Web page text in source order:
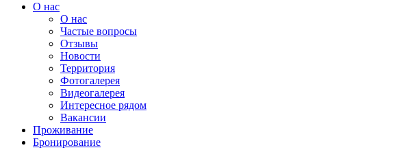
О нас
О нас
Частые вопросы
Отзывы
Новости
Территория
Фотогалерея
Видеогалерея
Интересное рядом
Вакансии
Проживание
Бронирование